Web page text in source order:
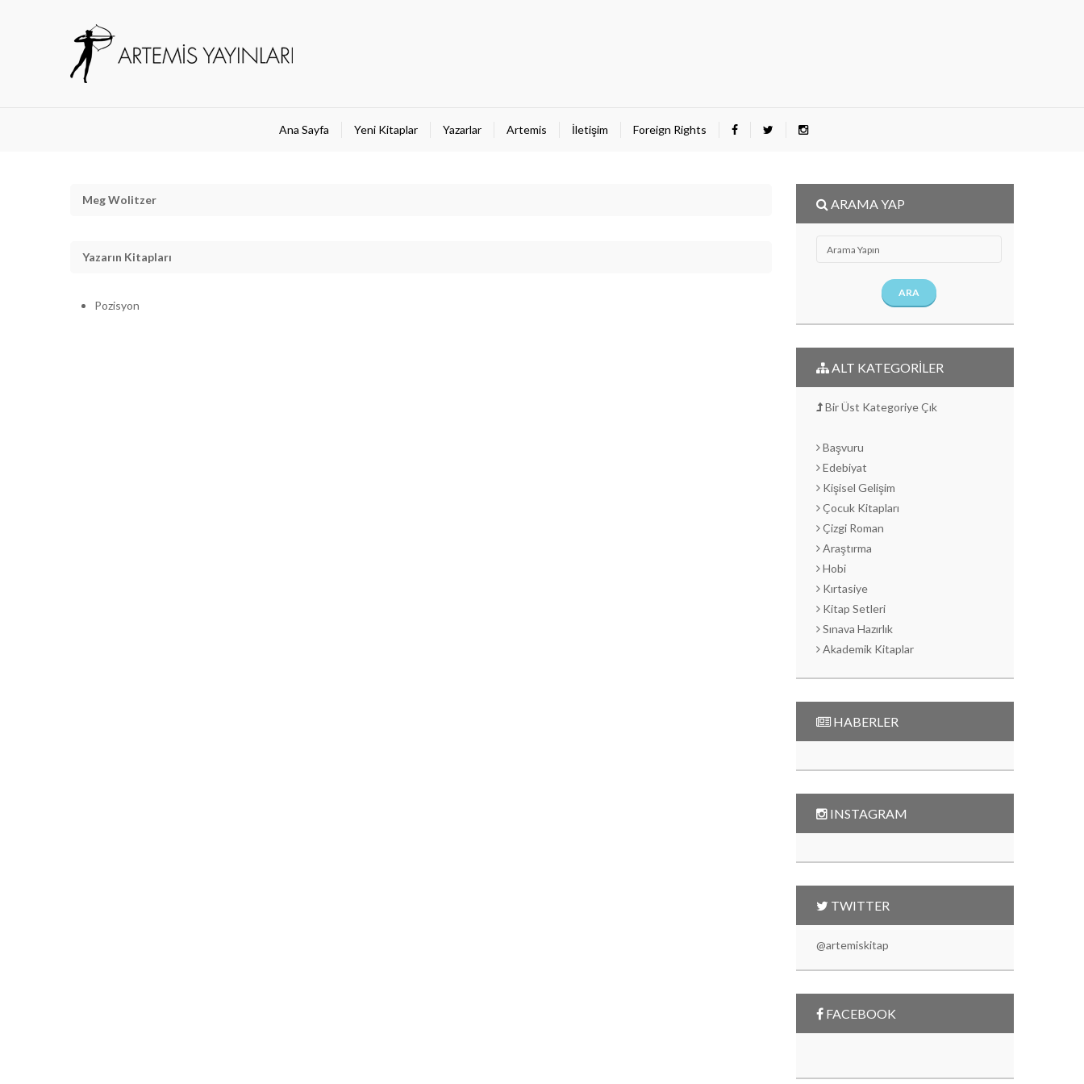
Ana Sayfa Yeni Kitaplar Yazarlar Artemis İletişim Foreign Rights
Meg Wolitzer
Yazarın Kitapları
Pozisyon
ARAMA YAP
ARA
ALT KATEGORİLER
Bir Üst Kategoriye Çık
Başvuru
Edebiyat
Kişisel Gelişim
Çocuk Kitapları
Çizgi Roman
Araştırma
Hobi
Kırtasiye
Kitap Setleri
Sınava Hazırlık
Akademik Kitaplar
HABERLER
INSTAGRAM
TWITTER
@artemiskitap
FACEBOOK